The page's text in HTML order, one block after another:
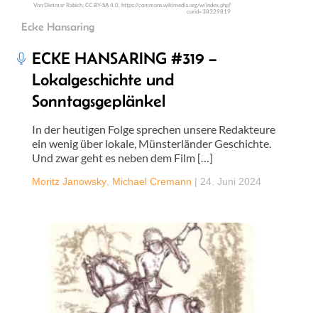
Von Dietmar Rabich, CC BY-SA 4.0, https://commons.wikimedia.org/w/index.php?
curid=38329819
Ecke Hansaring
ECKE HANSARING #319 –
Lokalgeschichte und
Sonntagsgeplänkel
In der heutigen Folge sprechen unsere Redakteure
ein wenig über lokale, Münsterländer Geschichte.
Und zwar geht es neben dem Film […]
Moritz Janowsky Michael Cremann | 24. Juni 2024